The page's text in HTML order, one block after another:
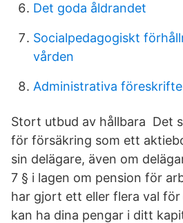
Det goda åldrandet
Socialpedagogiskt
vården
Administrativa
Stort utbud av hållbara Det
för försäkring som ett
sin delägare, även om
7 § i lagen om pension för
har gjort ett eller flera val
kan ha dina pengar i ditt